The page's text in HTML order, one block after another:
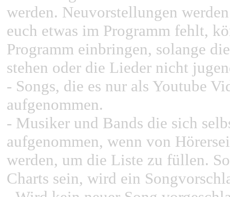
werden. Neuvorstellungen
euch etwas im Programm fehlt,
Programm einbringen, solange
stehen oder die Lieder nicht
- Songs, die es nur als Youtube
aufgenommen.
- Musiker und Bands die sich
aufgenommen, wenn von
werden, um die Liste zu füllen.
Charts sein, wird ein